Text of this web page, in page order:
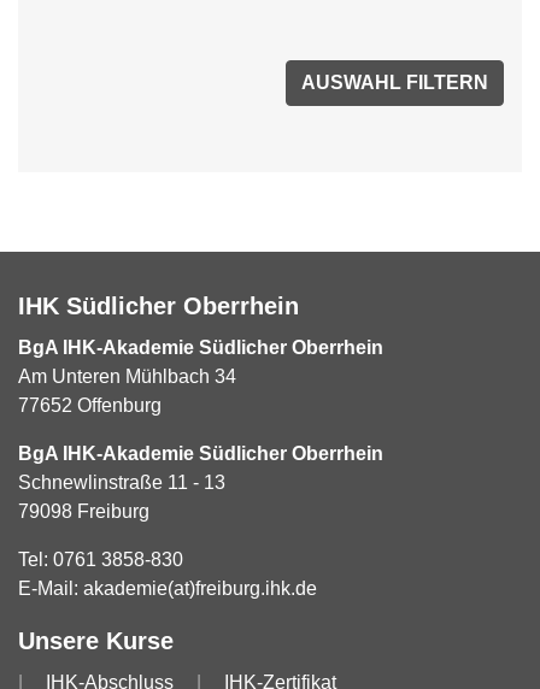
IHK Südlicher Oberrhein
BgA IHK-Akademie Südlicher Oberrhein
Am Unteren Mühlbach 34
77652 Offenburg
BgA IHK-Akademie Südlicher Oberrhein
Schnewlinstraße 11 - 13
79098 Freiburg
Tel: 0761 3858-830
E-Mail: akademie(at)freiburg.ihk.de
Unsere Kurse
IHK-Abschluss IHK-Zertifikat